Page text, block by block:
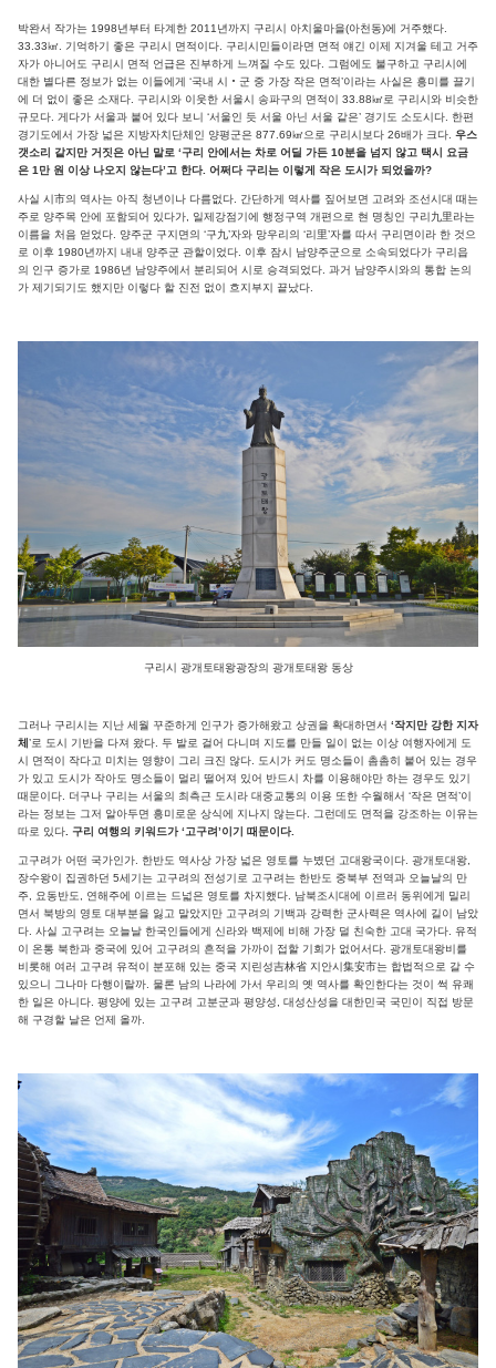
박완서 작가는 1998년부터 타계한 2011년까지 구리시 아치울마을(아천동)에 거주했다.
33.33㎢. 기억하기 좋은 구리시 면적이다. 구리시민들이라면 면적 얘긴 이제 지겨울 테고 거주
자가 아니어도 구리시 면적 언급은 진부하게 느껴질 수도 있다. 그럼에도 불구하고 구리시에
대한 별다른 정보가 없는 이들에게 ‘국내 시‧군 중 가장 작은 면적’이라는 사실은 흥미를 끌기
에 더 없이 좋은 소재다. 구리시와 이웃한 서울시 송파구의 면적이 33.88㎢로 구리시와 비슷한
규모다. 게다가 서울과 붙어 있다 보니 ‘서울인 듯 서울 아닌 서울 같은’ 경기도 소도시다. 한편
경기도에서 가장 넓은 지방자치단체인 양평군은 877.69㎢으로 구리시보다 26배가 크다. 우스
갯소리 같지만 거짓은 아닌 말로 ‘구리 안에서는 차로 어딜 가든 10분을 넘지 않고 택시 요금
은 1만 원 이상 나오지 않는다’고 한다. 어쩌다 구리는 이렇게 작은 도시가 되었을까?
사실 시市의 역사는 아직 청년이나 다름없다. 간단하게 역사를 짚어보면 고려와 조선시대 때는
주로 양주목 안에 포함되어 있다가, 일제강점기에 행정구역 개편으로 현 명칭인 구리九里라는
이름을 처음 얻었다. 양주군 구지면의 ‘구九’자와 망우리의 ‘리里’자를 따서 구리면이라 한 것으
로 이후 1980년까지 내내 양주군 관할이었다. 이후 잠시 남양주군으로 소속되었다가 구리읍
의 인구 증가로 1986년 남양주에서 분리되어 시로 승격되었다. 과거 남양주시와의 통합 논의
가 제기되기도 했지만 이렇다 할 진전 없이 흐지부지 끝났다.
구리시 광개토태왕광장의 광개토태왕 동상
그러나 구리시는 지난 세월 꾸준하게 인구가 증가해왔고 상권을 확대하면서 ‘작지만 강한 지자
체 ’로 도시 기반을 다져 왔다. 두 발로 걸어 다니며 지도를 만들 일이 없는 이상 여행자에게 도
시 면적이 작다고 미치는 영향이 그리 크진 않다. 도시가 커도 명소들이 촘촘히 붙어 있는 경우
가 있고 도시가 작아도 명소들이 멀리 떨어져 있어 반드시 차를 이용해야만 하는 경우도 있기
때문이다. 더구나 구리는 서울의 최측근 도시라 대중교통의 이용 또한 수월해서 ‘작은 면적’이
라는 정보는 그저 알아두면 흥미로운 상식에 지나지 않는다. 그런데도 면적을 강조하는 이유는
따로 있다 . 구리 여행의 키워드가 ‘고구려’이기 때문이다.
고구려가 어떤 국가인가. 한반도 역사상 가장 넓은 영토를 누볐던 고대왕국이다. 광개토대왕,
장수왕이 집권하던 5세기는 고구려의 전성기로 고구려는 한반도 중북부 전역과 오늘날의 만
주, 요동반도, 연해주에 이르는 드넓은 영토를 차지했다. 남북조시대에 이르러 동위에게 밀리
면서 북방의 영토 대부분을 잃고 말았지만 고구려의 기백과 강력한 군사력은 역사에 길이 남았
다. 사실 고구려는 오늘날 한국인들에게 신라와 백제에 비해 가장 덜 친숙한 고대 국가다. 유적
이 온통 북한과 중국에 있어 고구려의 흔적을 가까이 접할 기회가 없어서다. 광개토대왕비를
비롯해 여러 고구려 유적이 분포해 있는 중국 지린성吉林省 지안시集安市는 합법적으로 갈 수
있으니 그나마 다행이랄까. 물론 남의 나라에 가서 우리의 옛 역사를 확인한다는 것이 썩 유쾌
한 일은 아니다. 평양에 있는 고구려 고분군과 평양성, 대성산성을 대한민국 국민이 직접 방문
해 구경할 날은 언제 올까.